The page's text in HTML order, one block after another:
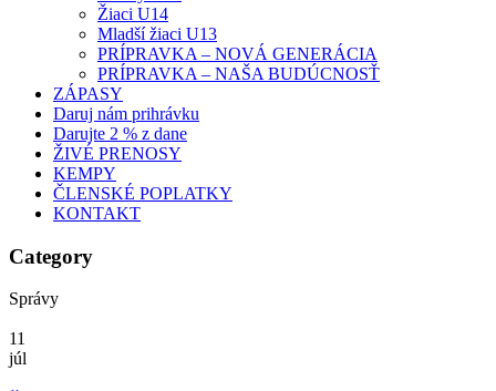
Žiaci U14
Mladší žiaci U13
PRÍPRAVKA – NOVÁ GENERÁCIA
PRÍPRAVKA – NAŠA BUDÚCNOSŤ
ZÁPASY
Daruj nám prihrávku
Darujte 2 % z dane
ŽIVÉ PRENOSY
KEMPY
ČLENSKÉ POPLATKY
KONTAKT
Category
Správy
11
júl